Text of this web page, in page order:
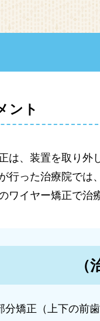
ント
は、装置を取り外
行った治療院では
ワイヤー矯正で治
分矯正（上下の前歯